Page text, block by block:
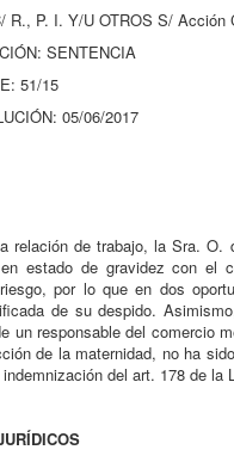
R., P. I. Y/U OTROS S/ Acción
SENTENCIA
51/15
05/06/2017
relación de trabajo, la Sra. O.
estado de gravidez con el
por lo que en dos
de su despido.
un responsable del comercio
de la maternidad, no ha
del art. 178 de la